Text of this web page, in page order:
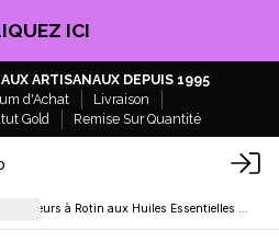
ICI
ARTISANAUX DEPUIS 1995
d'Achat
Livraison
Gold
Remise Sur Quantité
Diffuseurs à Rotin aux Huiles Essentielles 200ml